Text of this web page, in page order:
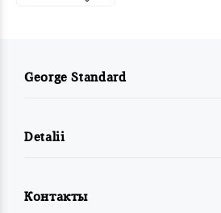
George Standard
Detalii
Контакты